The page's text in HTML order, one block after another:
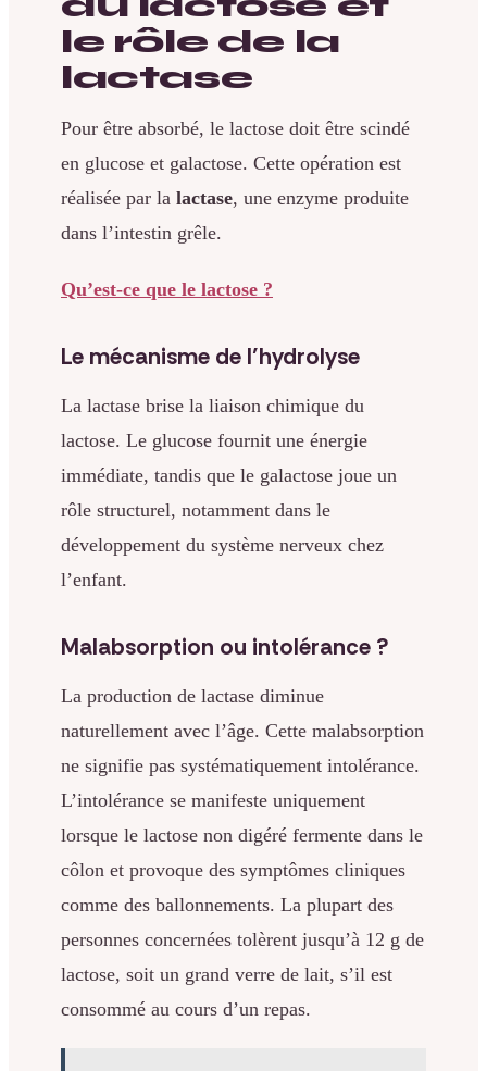
le rôle de la
lactase
Pour être absorbé, le lactose doit être scindé
en glucose et galactose. Cette opération est
réalisée par la lactase, une enzyme produite
dans l’intestin grêle.
Qu’est-ce que le lactose ?
Le mécanisme de l’hydrolyse
La lactase brise la liaison chimique du
lactose. Le glucose fournit une énergie
immédiate, tandis que le galactose joue un
rôle structurel, notamment dans le
développement du système nerveux chez
l’enfant.
Malabsorption ou intolérance ?
La production de lactase diminue
naturellement avec l’âge. Cette malabsorption
ne signifie pas systématiquement intolérance.
L’intolérance se manifeste uniquement
lorsque le lactose non digéré fermente dans le
côlon et provoque des symptômes cliniques
comme des ballonnements. La plupart des
personnes concernées tolèrent jusqu’à 12 g de
lactose, soit un grand verre de lait, s’il est
consommé au cours d’un repas.